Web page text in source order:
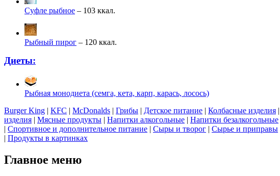
Суфле рыбное – 103 ккал.
Рыбный пирог – 120 ккал.
Диеты:
Рыбная монодиета (семга, кета, карп, карась, лосось)
Burger King | KFC | McDonalds | Грибы | Детское питание | Колбасные изделия |
изделия | Мясные продукты | Напитки алкогольные | Напитки безалкогольные
| Спортивное и дополнительное питание | Сыры и творог | Сырье и приправы
| Продукты в картинках
Главное меню